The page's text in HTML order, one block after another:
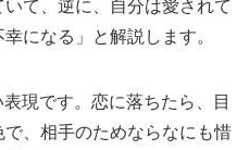
て、逆に、自分は愛されて
になる」と解説します。
現です。恋に落ちたら、目
、相手のためならなにも惜